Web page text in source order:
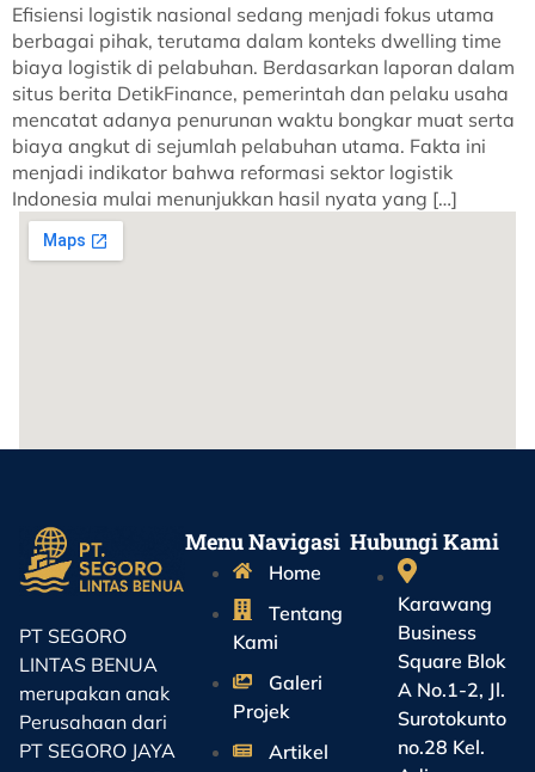
Efisiensi logistik nasional sedang menjadi fokus utama
berbagai pihak, terutama dalam konteks dwelling time
biaya logistik di pelabuhan. Berdasarkan laporan dalam
situs berita DetikFinance, pemerintah dan pelaku usaha
mencatat adanya penurunan waktu bongkar muat serta
biaya angkut di sejumlah pelabuhan utama. Fakta ini
menjadi indikator bahwa reformasi sektor logistik
Indonesia mulai menunjukkan hasil nyata yang […]
PT SEGORO
LINTAS BENUA
merupakan anak
Perusahaan dari
PT SEGORO JAYA
Menu Navigasi
Home
Tentang
Kami
Galeri
Projek
Artikel
Hubungi Kami
Karawang
Business
Square Blok
A No.1-2, Jl.
Surotokunto
no.28 Kel.